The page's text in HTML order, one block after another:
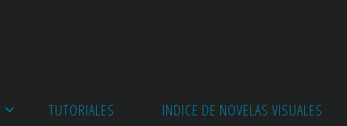
TUTORIALES INDICE DE NOVELAS VISUALES